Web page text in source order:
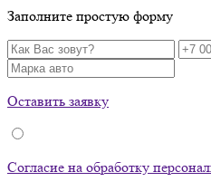
Заполните простую форму
Оставить заявку
Согласие на обработку